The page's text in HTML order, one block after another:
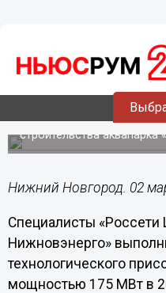
«Нижновэнерго»
сетям 8,7 тысячи
в 2020 году
В число подключенных
строительства аквапарка
Нижний Новгород. 02
Специалисты
Нижновэнерго»
технологического
мощностью 175 МВт в